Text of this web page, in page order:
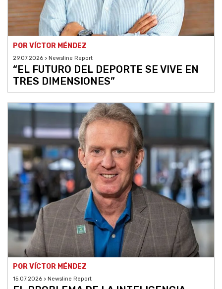
POR VÍCTOR MÉNDEZ
29.07.2026 > Newsline Report
“EL FUTURO DEL DEPORTE SE VIVE EN
TRES DIMENSIONES”
POR VÍCTOR MÉNDEZ
15.07.2026 > Newsline Report